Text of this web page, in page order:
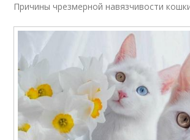
Причины чрезмерной навязчивости